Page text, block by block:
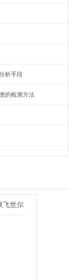
析手段
的检测方法
飞世尔